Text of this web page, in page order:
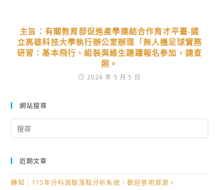
主旨：有關教育部促進產學連結合作育才平臺-國
立高雄科技大學執行辦公室辦理「無人機足球實務
研習：基本飛行、組裝與維生踴躍報名參加，請查
照。
2026 年 5 月 5 日
網站搜尋
for:
近期文章
轉知：115年分科測驗落點分析系統，歡迎善用資源。